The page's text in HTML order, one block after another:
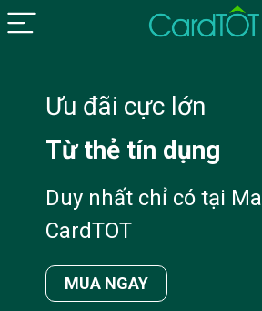
Ưu đãi cực lớn
Từ thẻ tín dụng
Duy nhất chỉ có tại Mall
CardTOT
MUA NGAY